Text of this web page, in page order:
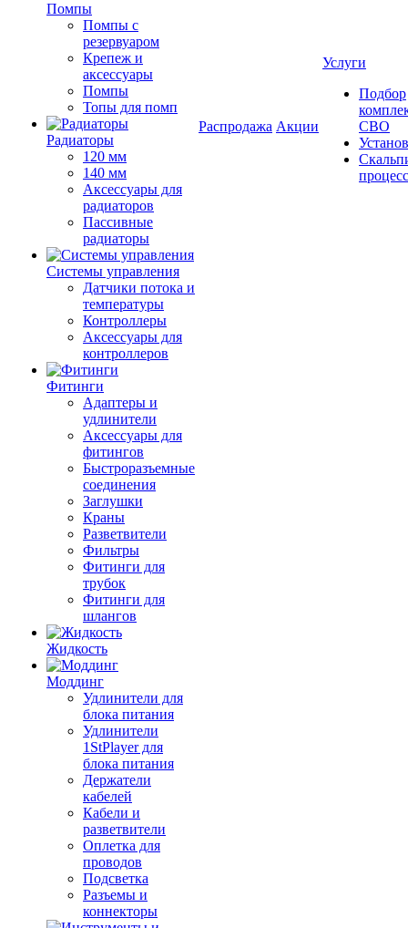
Помпы
Помпы с
резервуаром
Крепеж и
аксессуары
Помпы
Топы для помп
Радиаторы
120 мм
140 мм
Аксессуары для
радиаторов
Пассивные
радиаторы
Системы управления
Датчики потока и
температуры
Контроллеры
Аксессуары для
контроллеров
Фитинги
Адаптеры и
удлинители
Аксессуары для
фитингов
Быстроразъемные
соединения
Заглушки
Краны
Разветвители
Фильтры
Фитинги для
трубок
Фитинги для
шлангов
Жидкость
Моддинг
Удлинители для
блока питания
Удлинители
1StPlayer для
блока питания
Держатели
кабелей
Кабели и
разветвители
Оплетка для
проводов
Подсветка
Разъемы и
коннекторы
Распродажа Акции
Услуги
Подбор
СВО